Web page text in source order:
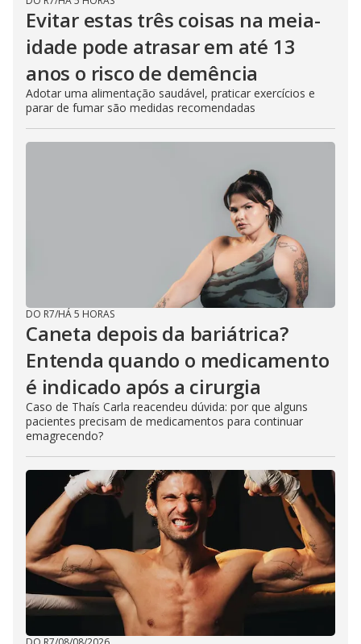
Evitar estas três coisas na meia-
idade pode atrasar em até 13
anos o risco de demência
Adotar uma alimentação saudável, praticar exercícios e
parar de fumar são medidas recomendadas
DO R7/HÁ 5 HORAS
Caneta depois da bariátrica?
Entenda quando o medicamento
é indicado após a cirurgia
Caso de Thaís Carla reacendeu dúvida: por que alguns
pacientes precisam de medicamentos para continuar
emagrecendo?